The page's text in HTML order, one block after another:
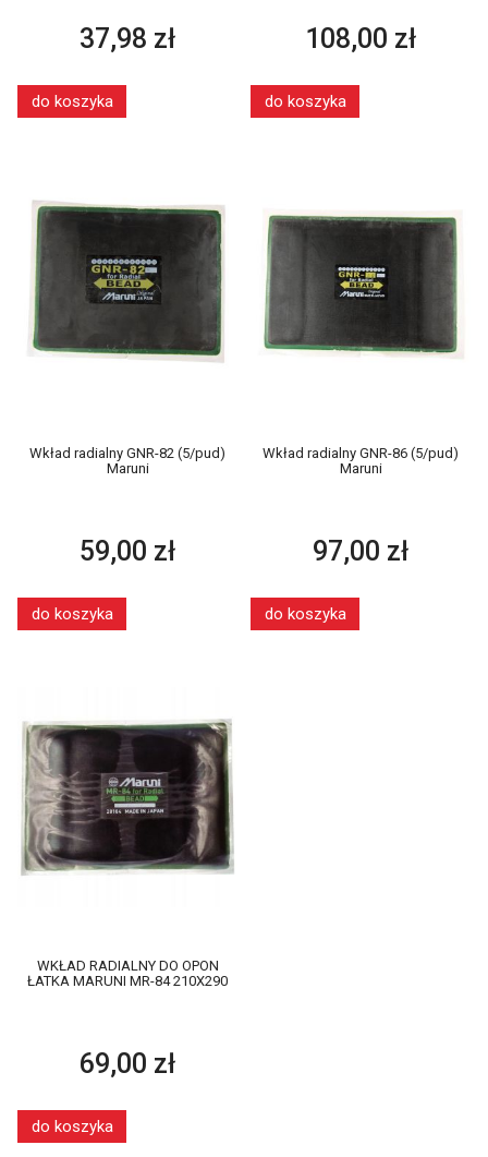
37,98 zł
do koszyka
108,00 zł
do koszyka
Wkład radialny GNR-82 (5/pud)
Maruni
59,00 zł
do koszyka
Wkład radialny GNR-86 (5/pud)
Maruni
97,00 zł
do koszyka
WKŁAD RADIALNY DO OPON
ŁATKA MARUNI MR-84 210X290
69,00 zł
do koszyka